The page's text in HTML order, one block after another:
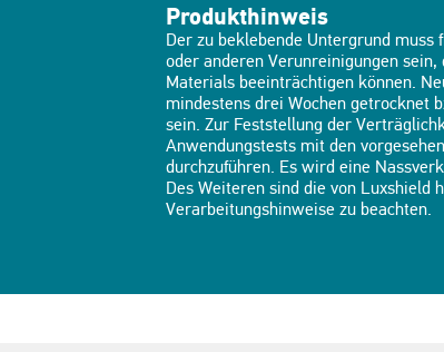
Produkthinweis
Der zu beklebende Untergrund muss
oder anderen Verunreinigungen
Materials beeinträchtigen können.
mindestens drei Wochen getrocknet
sein. Zur Feststellung der
Anwendungstests mit den
durchzuführen. Es wird eine
Des Weiteren sind die von Luxshield
Verarbeitungshinweise zu beachten.